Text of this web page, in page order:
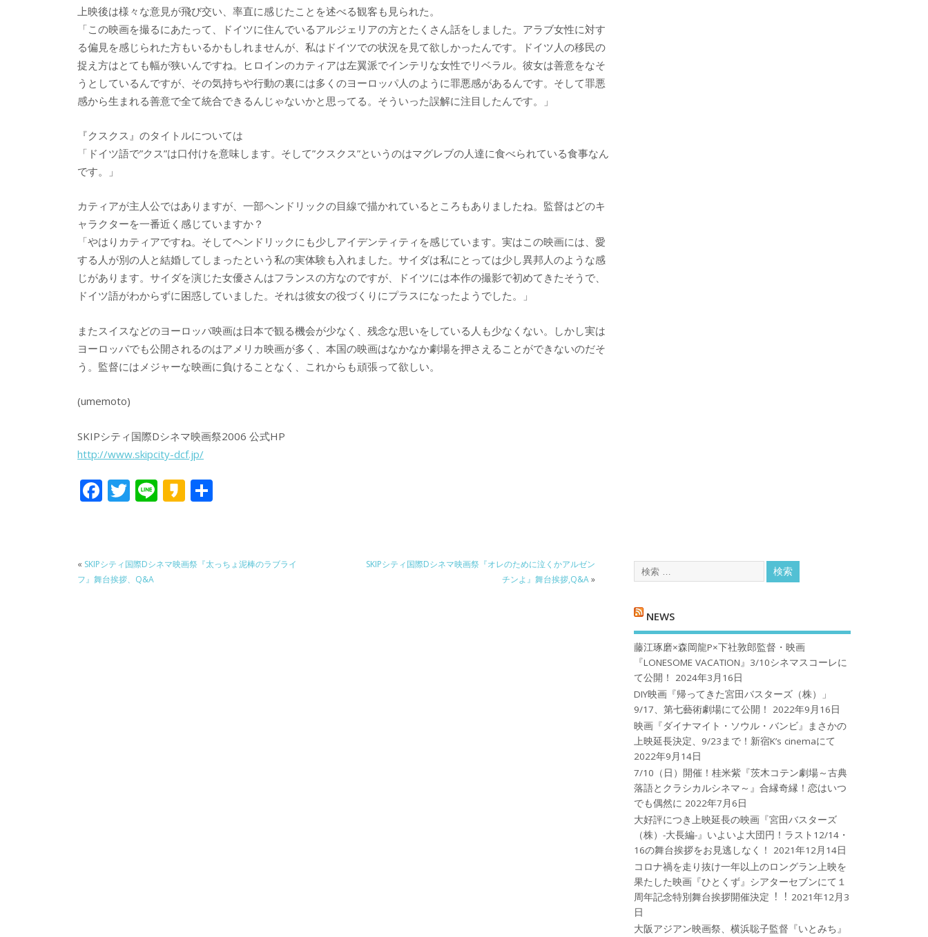
上映後は様々な意見が飛び交い、率直に感じたことを述べる観客も見られた。
「この映画を撮るにあたって、ドイツに住んでいるアルジェリアの方とたくさん話をしました。アラブ女性に対す
る偏見を感じられた方もいるかもしれませんが、私はドイツでの状況を見て欲しかったんです。ドイツ人の移民の
捉え方はとても幅が狭いんですね。ヒロインのカティアは左翼派でインテリな女性でリベラル。彼女は善意をなそ
うとしているんですが、その気持ちや行動の裏には多くのヨーロッパ人のように罪悪感があるんです。そして罪悪
感から生まれる善意で全て統合できるんじゃないかと思ってる。そういった誤解に注目したんです。」
『クスクス』のタイトルについては
「ドイツ語で”クス”は口付けを意味します。そして”クスクス”というのはマグレブの人達に食べられている食事なん
です。」
カティアが主人公ではありますが、一部ヘンドリックの目線で描かれているところもありましたね。監督はどのキ
ャラクターを一番近く感じていますか？
「やはりカティアですね。そしてヘンドリックにも少しアイデンティティを感じています。実はこの映画には、愛
する人が別の人と結婚してしまったという私の実体験も入れました。サイダは私にとっては少し異邦人のような感
じがあります。サイダを演じた女優さんはフランスの方なのですが、ドイツには本作の撮影で初めてきたそうで、
ドイツ語がわからずに困惑していました。それは彼女の役づくりにプラスになったようでした。」
またスイスなどのヨーロッパ映画は日本で観る機会が少なく、残念な思いをしている人も少なくない。しかし実は
ヨーロッパでも公開されるのはアメリカ映画が多く、本国の映画はなかなか劇場を押さえることができないのだそ
う。監督にはメジャーな映画に負けることなく、これからも頑張って欲しい。
(umemoto)
SKIPシティ国際Dシネマ映画祭2006 公式HP
http://www.skipcity-dcf.jp/
F
b
o
T
er
Li K
a
o
« SKIPシティ国際Dシネマ映画祭『太っちょ泥棒のラブライ
フ』舞台挨拶、Q&A
SKIPシティ国際Dシネマ映画祭『オレのために泣くかアルゼン
チンよ』舞台挨拶,Q&A»
NEWS
藤江琢磨×森岡龍P×下社敦郎監督・映画
『LONESOME VACATION』3/10シネマスコーレに
て公開！
2024年3月16日
DIY映画『帰ってきた宮田バスターズ（株）」
9/17、第七藝術劇場にて公開！
2022年9月16日
映画『ダイナマイト・ソウル・バンビ』まさかの
上映延長決定、9/23まで！新宿K’s cinemaにて
2022年9月14日
7/10（日）開催！桂米紫『茨木コテン劇場～古典
落語とクラシカルシネマ～』合縁奇縁！恋はいつ
でも偶然に 2022年7月6日
大好評につき上映延長の映画『宮田バスターズ
（株）-大長編-』いよいよ大団円！ラスト12/14・
16の舞台挨拶をお見逃しなく！
2021年12月14日
コロナ禍を⾛り抜け⼀年以上のロングラン上映を
果たした映画『ひとくず』シアターセブンにて１
周年記念特別舞台挨拶開催決定︕︕ 2021年12月3
日
大阪アジアン映画祭、横浜聡子監督『いとみち』